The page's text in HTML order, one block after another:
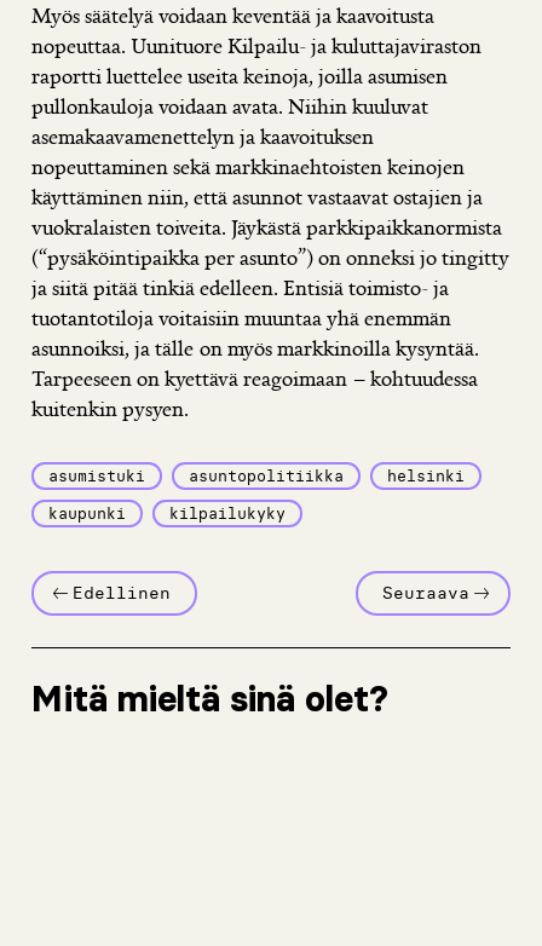
Myös säätelyä voidaan keventää ja kaavoitusta
nopeuttaa. Uunituore Kilpailu- ja kuluttajaviraston
raportti luettelee useita keinoja, joilla asumisen
pullonkauloja voidaan avata. Niihin kuuluvat
asemakaavamenettelyn ja kaavoituksen
nopeuttaminen sekä markkinaehtoisten keinojen
käyttäminen niin, että asunnot vastaavat ostajien ja
vuokralaisten toiveita. Jäykästä parkkipaikkanormista
(“pysäköintipaikka per asunto”) on onneksi jo tingitty
ja siitä pitää tinkiä edelleen. Entisiä toimisto- ja
tuotantotiloja voitaisiin muuntaa yhä enemmän
asunnoiksi, ja tälle on myös markkinoilla kysyntää.
Tarpeeseen on kyettävä reagoimaan – kohtuudessa
kuitenkin pysyen.
asumistuki asuntopolitiikka helsinki
kaupunki kilpailukyky
Edellinen Seuraava
Mitä mieltä sinä olet?